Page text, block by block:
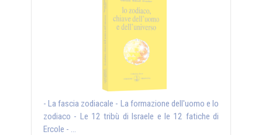
- La fascia zodiacale - La formazione dell'uomo e lo
zodiaco - Le 12 tribù di Israele e le 12 fatiche di
Ercole - ...